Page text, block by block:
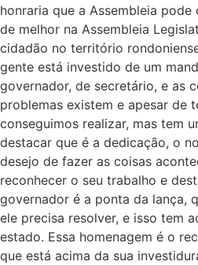
honraria que a Assembleia pode
de melhor na Assembleia
cidadão no território
gente está investido de um
governador, de secretário, e as
problemas existem e apesar de
conseguimos realizar, mas tem
destacar que é a dedicação, o
desejo de fazer as coisas
reconhecer o seu trabalho e
governador é a ponta da lança,
ele precisa resolver, e isso tem
estado. Essa homenagem é o
que está acima da sua